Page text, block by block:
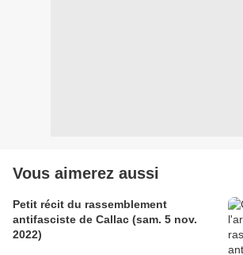
Vous aimerez aussi
Petit récit du rassemblement
antifasciste de Callac (sam. 5 nov.
2022)